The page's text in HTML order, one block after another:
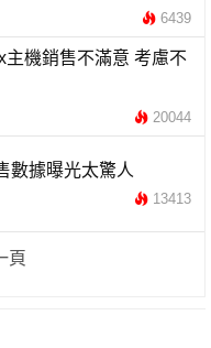
6439
機銷售不滿意 考慮不
20044
數據曝光太驚人
13413
頁